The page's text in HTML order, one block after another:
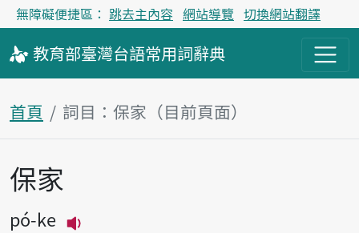
無障礙便捷區： 跳去主內容 網站導覽 切換網站翻譯
教育部臺灣台語常用詞辭典
首頁 詞目：保家（目前頁面）
主內容區塊
保家
pó-ke